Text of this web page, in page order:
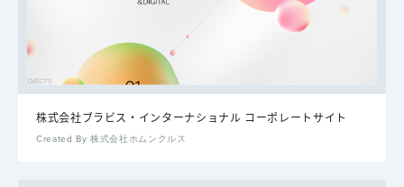
株式会社ブラビス・インターナショナル コーポレートサイト
Created By 株式会社ホムンクルス